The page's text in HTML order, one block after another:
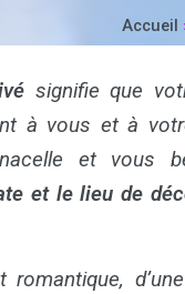
Accueil
signifie que
à vous et à
et vous
et le lieu de
romantique,